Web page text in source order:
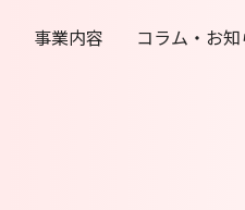
事業内容 コラム・お